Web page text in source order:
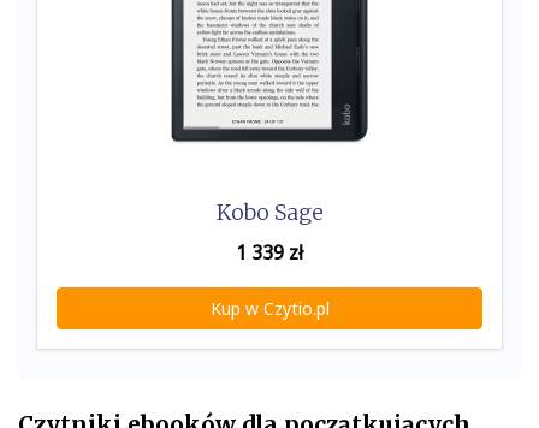
Kobo Sage
1 339 zł
Kup w Czytio.pl